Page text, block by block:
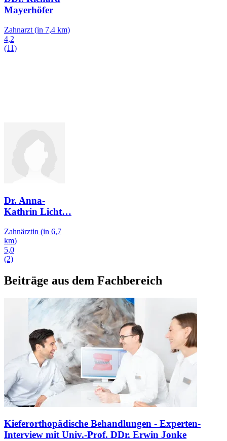
Mayerhöfer
Zahnarzt (in 7,4 km)
4,2
(11)
Dr. Anna-
Kathrin Licht…
Zahnärztin (in 6,7
km)
5,0
(2)
Beiträge aus dem Fachbereich
Kieferorthopädische Behandlungen - Experten-
Interview mit Univ.-Prof. DDr. Erwin Jonke